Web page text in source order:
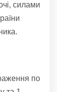
силами
по